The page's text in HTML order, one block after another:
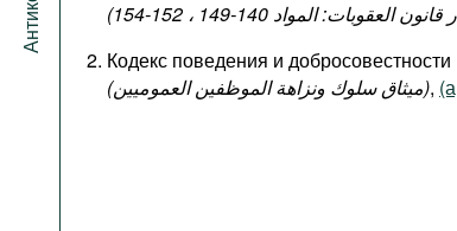
Кодекс поведения и
(میثاق سلوك ونزاهة الموظفين العموميين),